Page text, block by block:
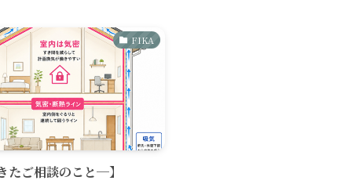
FIKA
たご相談のこと─】